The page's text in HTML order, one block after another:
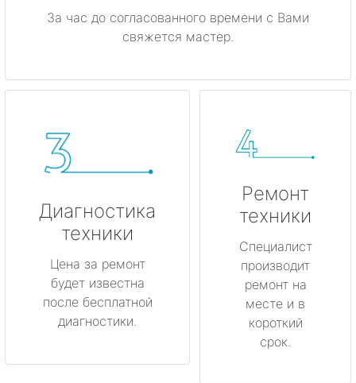
За час до согласованного времени с Вами
свяжется мастер.
Диагностика
техники
Цена за ремонт
будет известна
после бесплатной
диагностики.
Ремонт
техники
Специалист
производит
ремонт на
месте и в
короткий
срок.